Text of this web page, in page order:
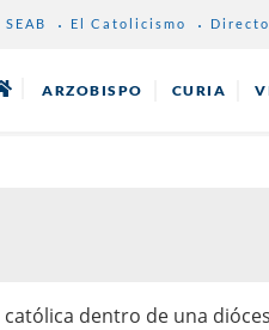
SEAB El Catolicismo
ARZOBISPO CURIA
dentro de una